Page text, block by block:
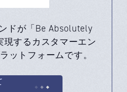
ドが「Be Absolutely
現するカスタマーエン
ットフォームです。